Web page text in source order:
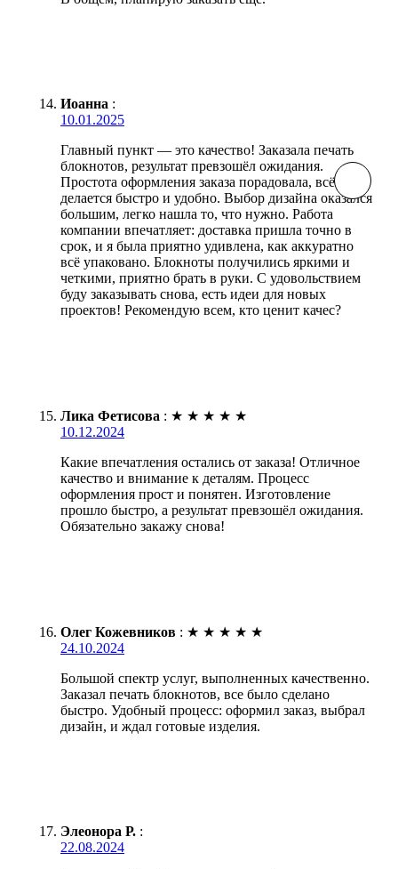
Иоанна :
10.01.2025
Главный пункт — это качество! Заказала печать
блокнотов, результат превзошёл ожидания.
Простота оформления заказа порадовала, всё
делается быстро и удобно. Выбор дизайна оказался
большим, легко нашла то, что нужно. Работа
компании впечатляет: доставка пришла точно в
срок, и я была приятно удивлена, как аккуратно
всё упаковано. Блокноты получились яркими и
четкими, приятно брать в руки. С удовольствием
буду заказывать снова, есть идеи для новых
проектов! Рекомендую всем, кто ценит качес?
Лика Фетисова : ★ ★ ★ ★ ★
10.12.2024
Какие впечатления остались от заказа! Отличное
качество и внимание к деталям. Процесс
оформления прост и понятен. Изготовление
прошло быстро, а результат превзошёл ожидания.
Обязательно закажу снова!
Олег Кожевников : ★ ★ ★ ★ ★
24.10.2024
Большой спектр услуг, выполненных качественно.
Заказал печать блокнотов, все было сделано
быстро. Удобный процесс: оформил заказ, выбрал
дизайн, и ждал готовые изделия.
Элеонора Р. :
22.08.2024